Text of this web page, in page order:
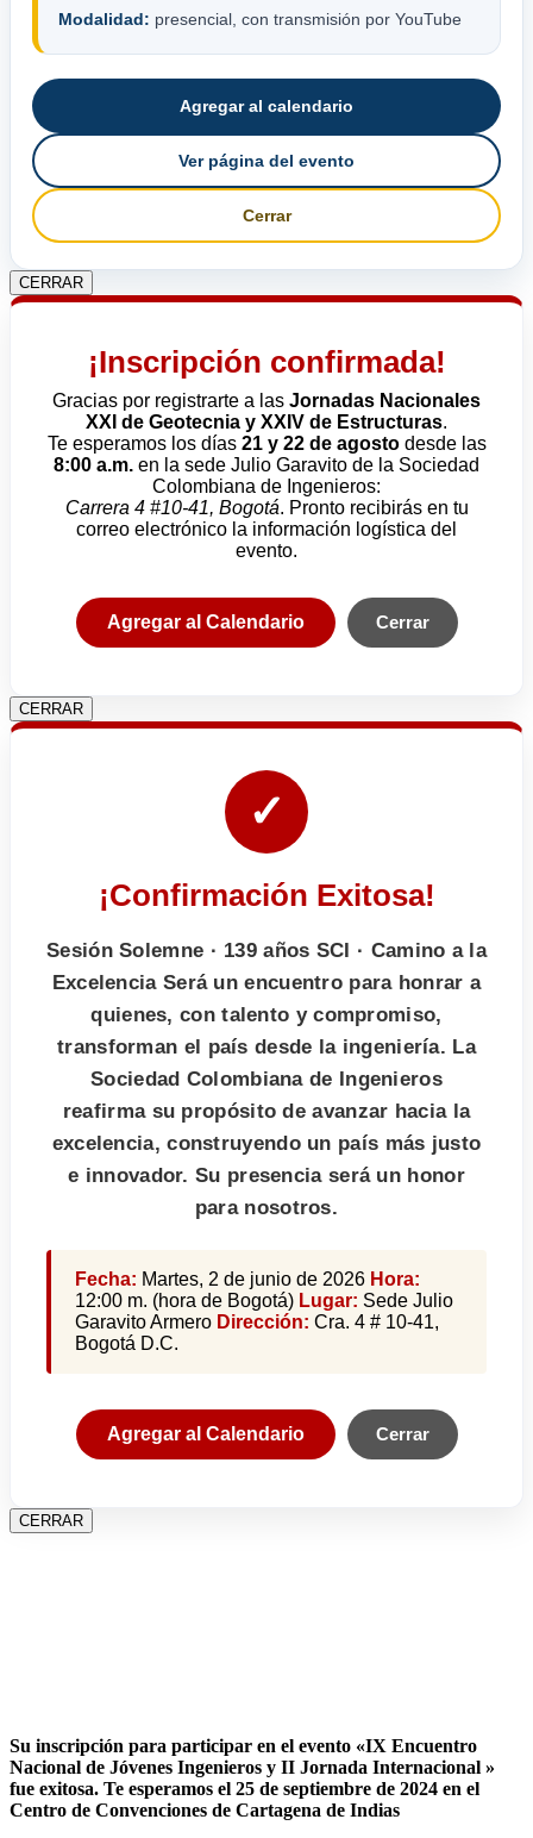
Modalidad: presencial, con transmisión por YouTube
Agregar al calendario
Ver página del evento
Cerrar
CERRAR
¡Inscripción confirmada!
Gracias por registrarte a las Jornadas Nacionales
XXI de Geotecnia y XXIV de Estructuras.
Te esperamos los días 21 y 22 de agostodesde las
8:00 a.m. en la sede Julio Garavito de la Sociedad
Colombiana de Ingenieros:
Carrera 4 #10-41, Bogotá. Pronto recibirás en tu
correo electrónico la información logística del
evento.
Agregar al Calendario Cerrar
CERRAR
✓
¡Confirmación Exitosa!
Sesión Solemne · 139 años SCI · Camino a la
Excelencia Será un encuentro para honrar a
quienes, con talento y compromiso,
transforman el país desde la ingeniería. La
Sociedad Colombiana de Ingenieros
reafirma su propósito de avanzar hacia la
excelencia, construyendo un país más justo
e innovador. Su presencia será un honor
para nosotros.
Fecha: Martes, 2 de junio de 2026 Hora:
12:00 m. (hora de Bogotá) Lugar: Sede Julio
Garavito Armero Dirección: Cra. 4 # 10-41,
Bogotá D.C.
Agregar al Calendario Cerrar
CERRAR
Su inscripción para participar en el evento «IX Encuentro
Nacional de Jóvenes Ingenieros y II Jornada Internacional »
fue exitosa. Te esperamos el 25 de septiembre de 2024 en el
Centro de Convenciones de Cartagena de Indias